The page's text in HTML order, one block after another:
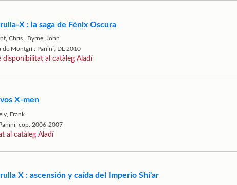
X : la saga de Fénix Oscura
Chris , Byrne, John
de Montgrí : Panini, DL 2010
disponibilitat al catàleg Aladí
X-men
Frank
cop. 2006-2007
al catàleg Aladí
X : ascensión y caída del Imperio Shi'ar